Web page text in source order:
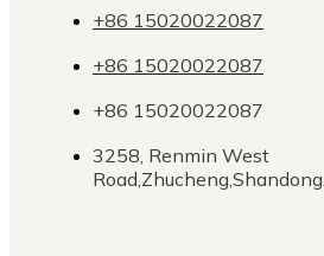
+86 15020022087
+86 15020022087
+86 15020022087
3258, Renmin West
Road,Zhucheng,Shandong.